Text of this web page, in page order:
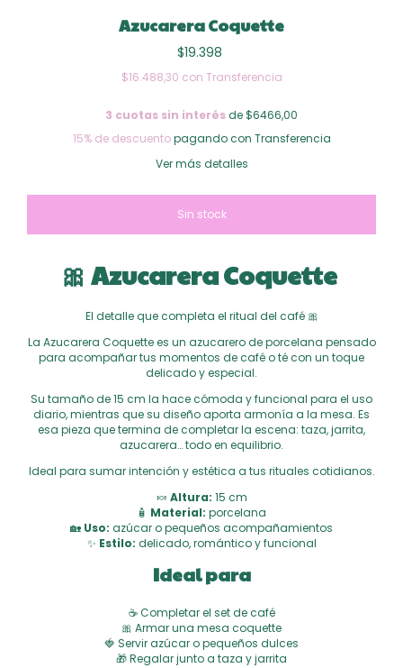
Azucarera Coquette
$19.398
$16.488,30 con Transferencia
3 cuotas sin interésde $6466,00
15% de descuentopagando con Transferencia
Ver más detalles
🎀 Azucarera Coquette
El detalle que completa el ritual del café 🎀
La Azucarera Coquette es un azucarero de porcelana pensado
para acompañar tus momentos de café o té con un toque
delicado y especial.
Su tamaño de 15 cm la hace cómoda y funcional para el uso
diario, mientras que su diseño aporta armonía a la mesa. Es
esa pieza que termina de completar la escena: taza, jarrita,
azucarera… todo en equilibrio.
Ideal para sumar intención y estética a tus rituales cotidianos.
🍬 Altura: 15 cm
🧴 Material: porcelana
🏡 Uso: azúcar o pequeños acompañamientos
✨ Estilo: delicado, romántico y funcional
Ideal para
☕ Completar el set de café
🎀 Armar una mesa coquette
🍓 Servir azúcar o pequeños dulces
🎁 Regalar junto a taza y jarrita